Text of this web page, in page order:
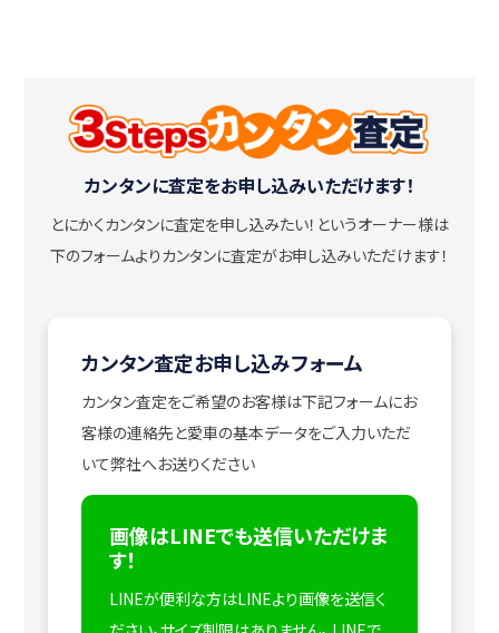
カンタンに査定をお申し込みいただけます！
とにかくカンタンに査定を申し込みたい！ というオーナー様は
下のフォームよりカンタンに査定がお申し込みいただけます！
カンタン査定お申し込みフォーム
カンタン査定をご希望のお客様は下記フォームにお
客様の連絡先と愛車の基本データをご入力いただ
いて弊社へお送りください
画像はLINEでも送信いただけま
す！
LINEが便利な方はLINEより画像を送信く